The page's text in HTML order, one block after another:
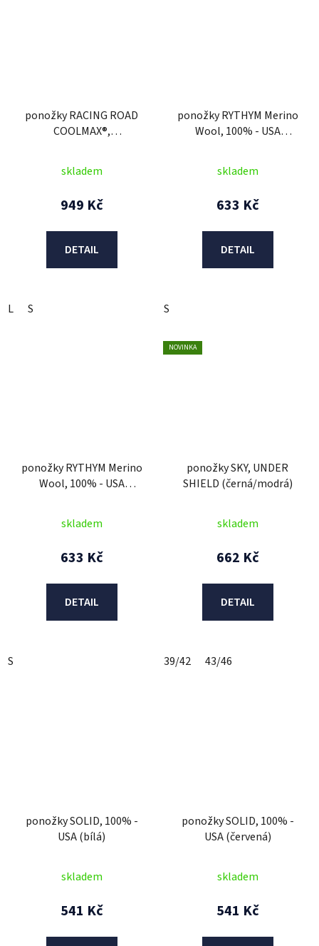
ponožky RACING ROAD
COOLMAX®,
skladem
949 Kč
DETAIL
L S
ponožky RYTHYM Merino
Wool, 100% - USA
skladem
633 Kč
DETAIL
S
ponožky RYTHYM Merino
Wool, 100% - USA
skladem
633 Kč
DETAIL
S
NOVINKA
ponožky SKY, UNDER
SHIELD (černá/modrá)
skladem
662 Kč
DETAIL
39/42 43/46
ponožky SOLID, 100% -
USA (bílá)
skladem
541 Kč
ponožky SOLID, 100% -
USA (červená)
skladem
541 Kč